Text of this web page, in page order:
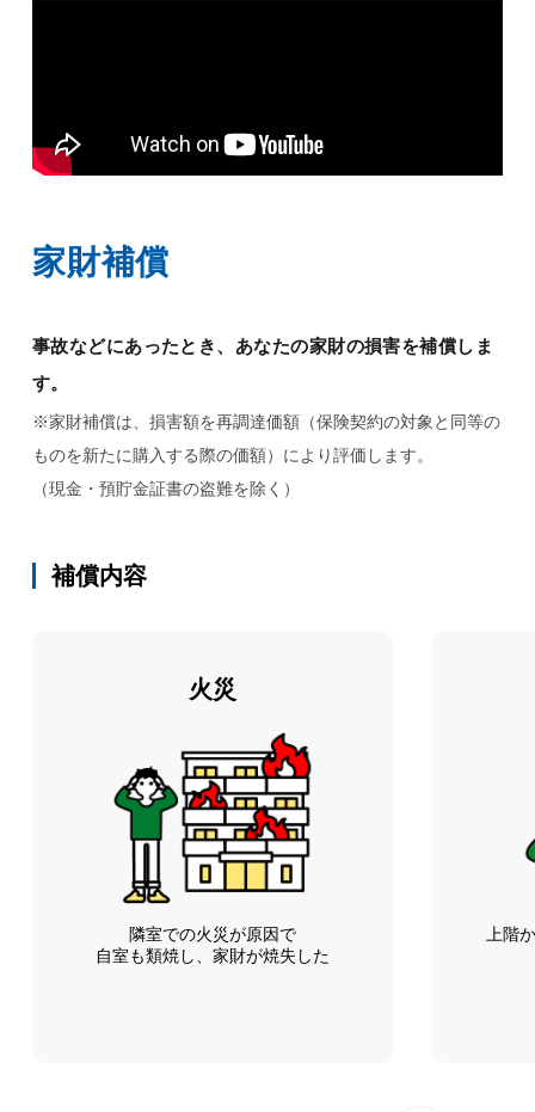
家財補償
事故などにあったとき、あなたの家財の損害を補償しま
す。
※家財補償は、損害額を再調達価額（保険契約の対象と同等の
ものを新たに購入する際の価額）により評価します。
（現金・預貯金証書の盗難を除く）
補償内容
火災
隣室での火災が原因で
自室も類焼し、家財が焼失した
上階